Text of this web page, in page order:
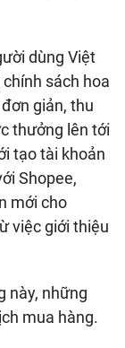
dùng Việt
sách hoa
giản, thu
thưởng lên tới
tạo tài khoản
Shopee,
mới cho
việc giới thiệu
này, những
mua hàng.